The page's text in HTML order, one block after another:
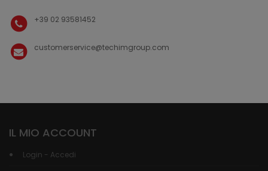
+39 02 93581452
customerservice@techimgroup.com
IL MIO ACCOUNT
Login - Accedi